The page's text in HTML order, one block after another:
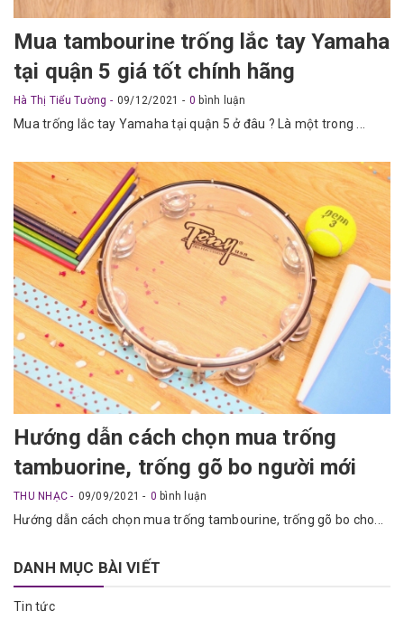
Mua tambourine trống lắc tay Yamaha
tại quận 5 giá tốt chính hãng
Hà Thị Tiểu Tường 09/12/2021 0 bình luận
Mua trống lắc tay Yamaha tại quận 5 ở đâu ? Là một trong ...
Hướng dẫn cách chọn mua trống
tambuorine, trống gõ bo người mới
THU NHẠC 09/09/2021 0 bình luận
Hướng dẫn cách chọn mua trống tambourine, trống gõ bo cho...
DANH MỤC BÀI VIẾT
Tin tức